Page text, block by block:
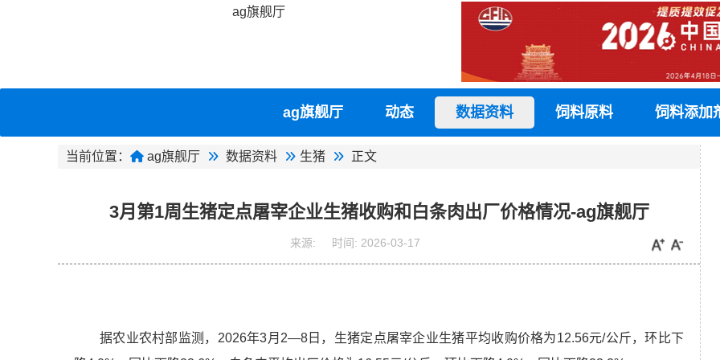
ag旗舰厅
ag旗舰厅 动态 数据资料 饲料原料 饲料添加
当前位置： ag旗舰厅 数据资料 生猪 正文
3月第1周生猪定点屠宰企业生猪收购和白条肉出厂价格情况-ag旗舰厅
来源: 时间: 2026-03-17
据农业农村部监测， 2026年3月 2—8日 ， 生猪定点屠宰企业生猪平均收购价格为12.56元/公斤，环比下